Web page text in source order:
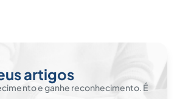
artigos
e ganhe reconhecimento. É